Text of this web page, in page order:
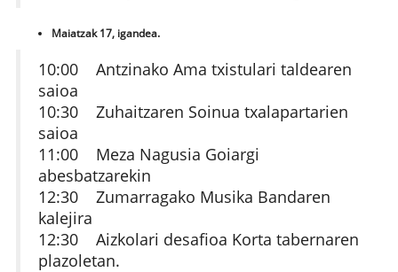
Maiatzak 17, igandea.
10:00 Antzinako Ama txistulari taldearen
saioa
10:30 Zuhaitzaren Soinua txalapartarien
saioa
11:00 Meza Nagusia Goiargi
abesbatzarekin
12:30 Zumarragako Musika Bandaren
kalejira
12:30 Aizkolari desafioa Korta tabernaren
plazoletan.